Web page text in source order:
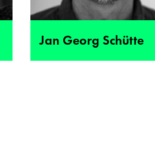
Jan Georg Schütte